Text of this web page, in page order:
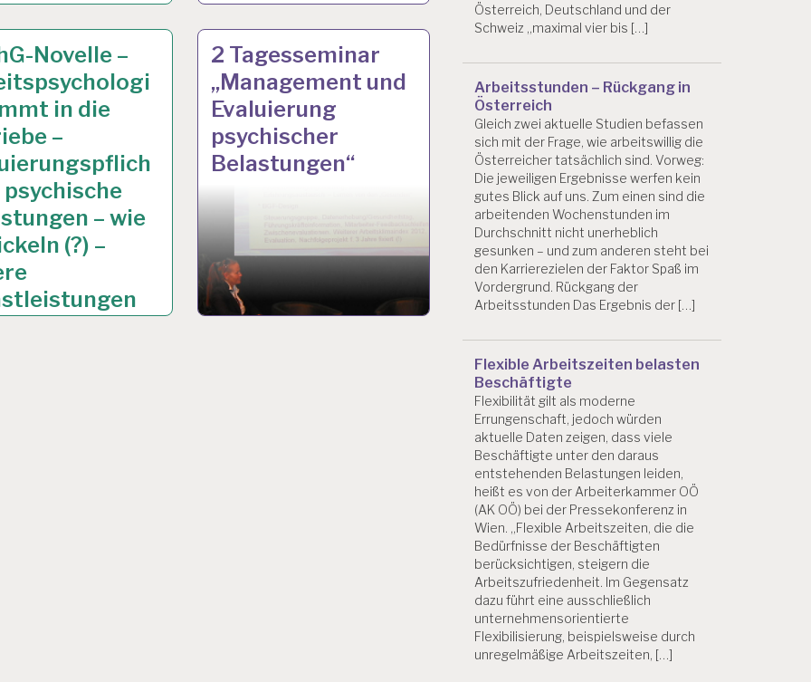
Novelle –
in die
–
– wie
(?) –
ARBEITSANALYSE…
2 Tagesseminar
„Management und
Evaluierung
psychischer
Belastungen“
3 OKT. 2012
Österreich, Deutschland und der
Schweiz „maximal vier bis […]
Arbeitsstunden – Rückgang in
Österreich
Gleich zwei aktuelle Studien befassen
sich mit der Frage, wie arbeitswillig die
Österreicher tatsächlich sind. Vorweg:
Die jeweiligen Ergebnisse werfen kein
gutes Blick auf uns. Zum einen sind die
arbeitenden Wochenstunden im
Durchschnitt nicht unerheblich
gesunken – und zum anderen steht bei
den Karrierezielen der Faktor Spaß im
Vordergrund. Rückgang der
Arbeitsstunden Das Ergebnis der […]
Flexible Arbeitszeiten belasten
Beschäftigte
Flexibilität gilt als moderne
Errungenschaft, jedoch würden
aktuelle Daten zeigen, dass viele
Beschäftigte unter den daraus
entstehenden Belastungen leiden,
heißt es von der Arbeiterkammer OÖ
(AK OÖ) bei der Pressekonferenz in
Wien. „Flexible Arbeitszeiten, die die
Bedürfnisse der Beschäftigten
berücksichtigen, steigern die
Arbeitszufriedenheit. Im Gegensatz
dazu führt eine ausschließlich
unternehmensorientierte
Flexibilisierung, beispielsweise durch
unregelmäßige Arbeitszeiten, […]